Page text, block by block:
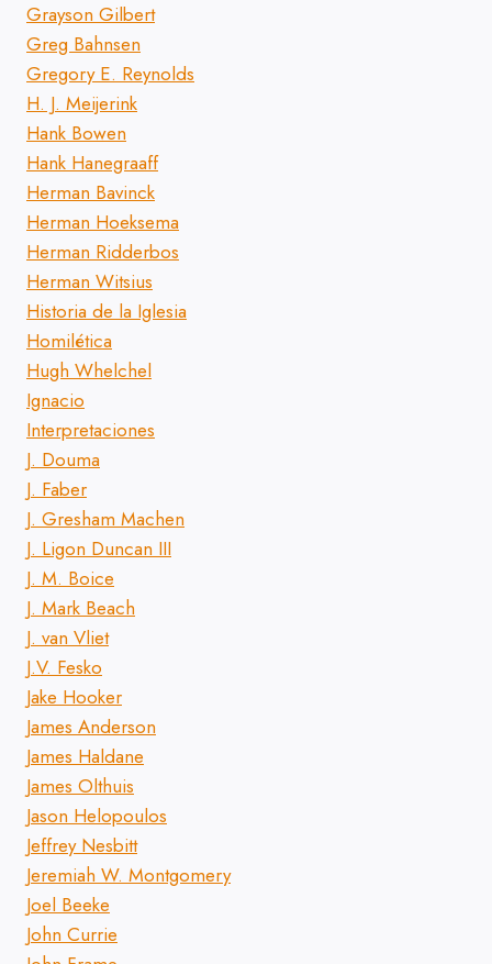
Grayson Gilbert
Greg Bahnsen
Gregory E. Reynolds
H. J. Meijerink
Hank Bowen
Hank Hanegraaff
Herman Bavinck
Herman Hoeksema
Herman Ridderbos
Herman Witsius
Historia de la Iglesia
Homilética
Hugh Whelchel
Ignacio
Interpretaciones
J. Douma
J. Faber
J. Gresham Machen
J. Ligon Duncan III
J. M. Boice
J. Mark Beach
J. van Vliet
J.V. Fesko
Jake Hooker
James Anderson
James Haldane
James Olthuis
Jason Helopoulos
Jeffrey Nesbitt
Jeremiah W. Montgomery
Joel Beeke
John Currie